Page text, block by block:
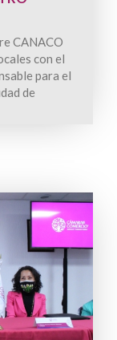
CANACO
con el
para el
de